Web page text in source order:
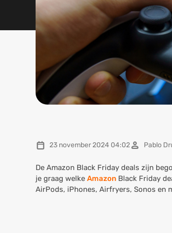
23 november 2024 04:02 Pablo
De Amazon Black Friday deals zijn
je graag welke Amazon Black Friday
AirPods, iPhones, Airfryers, Sonos en